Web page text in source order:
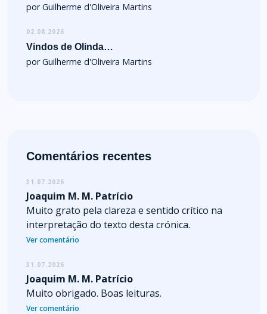
por Guilherme d'Oliveira Martins
02.08.2026
Vindos de Olinda…
por Guilherme d'Oliveira Martins
Comentários recentes
31.07.2026
Joaquim M. M. Patrício
Muito grato pela clareza e sentido crítico na
interpretação do texto desta crónica.
Ver comentário
31.07.2026
Joaquim M. M. Patrício
Muito obrigado. Boas leituras.
Ver comentário